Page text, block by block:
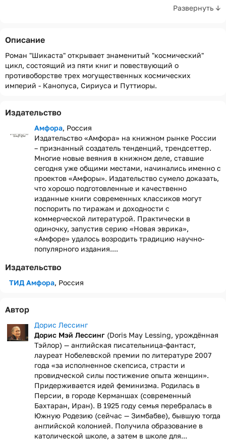
Развернуть ↓
Описание
Роман "Шикаста" открывает знаменитый "космический"
цикл, состоящий из пяти книг и повествующий о
противоборстве трех могущественных космических
империй - Канопуса, Сириуса и Путтиоры.
Издательство
Амфора, Россия
Издательство «Амфора» на книжном рынке России
– признанный создатель тенденций, трендсеттер.
Многие новые веяния в книжном деле, ставшие
сегодня уже общими местами, начинались именно с
проектов «Амфоры». Издательство сумело доказать,
что хорошо подготовленные и качественно
изданные книги современных классиков могут
поспорить по тиражам и доходности с
коммерческой литературой. Практически в
одиночку, запустив серию «Новая эврика»,
«Амфоре» удалось возродить традицию научно-
популярного издания....
Издательство
ТИД Амфора, Россия
Автор
Дорис Лессинг
Дорис Мэй Лессинг (Doris May Lessing, урождённая
Тэйлор) — английская писательница-фантаст,
лауреат Нобелевской премии по литературе 2007
года «за исполненное скепсиса, страсти и
провидческой силы постижение опыта женщин».
Придерживается идей феминизма. Родилась в
Персии, в городе Керманшах (современный
Бахтаран, Иран). В 1925 году семья перебралась в
Южную Родезию (сейчас — Зимбабве), бывшую тогда
английской колонией. Получила образование в
католической школе, а затем в школе для...